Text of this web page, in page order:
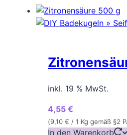
inkl. 19 % MwSt.
4,55 €
(9,10 € / 1 Kg gemäß §2
In den Warenkorb